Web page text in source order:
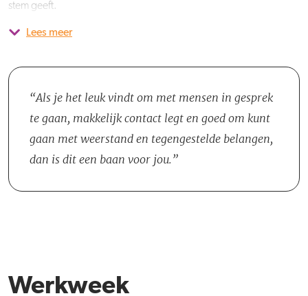
stem geeft.
Je komt te werken op de afdeling Leefbaarheid & Wijkregie, die is
coördineert vooral veel met de regisseurs, waarmee je samen per
gebied kijkt wat er nodig is. Ook stem je af en toe af met de
gemeente, bijvoorbeeld wanneer er sprake is van een gezamenlijk
Lees meer
Als je het leuk vindt om met mensen in gesprek
te gaan, makkelijk contact legt en goed om kunt
gaan met weerstand en tegengestelde belangen,
dan is dit een baan voor jou.
Werkweek